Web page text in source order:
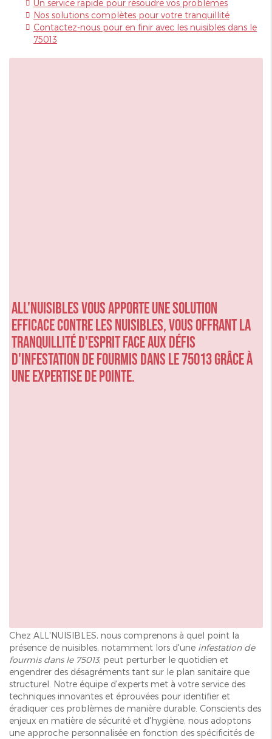
Un service rapide pour résoudre vos problèmes
Nos solutions complètes pour votre tranquillité
Contactez-nous pour en finir avec les nuisibles dans le
75013
ALL'NUISIBLES vous apporte une solution
efficace contre les nuisibles, vous offrant la
tranquillité d'esprit face aux défis
d'infestation de fourmis dans le 75013 grâce à
une expertise de pointe.
Chez ALL'NUISIBLES, nous comprenons à quel point la
présence de nuisibles, notamment lors d'une infestation de
fourmis dans le 75013, peut perturber le quotidien et
engendrer des désagréments tant sur le plan sanitaire que
structurel. Notre équipe d'experts met à votre service des
techniques innovantes et éprouvées pour identifier et
éradiquer ces problèmes de manière durable. Conscients des
enjeux en matière de sécurité et d'hygiène, nous adoptons
une approche personnalisée en fonction des spécificités de